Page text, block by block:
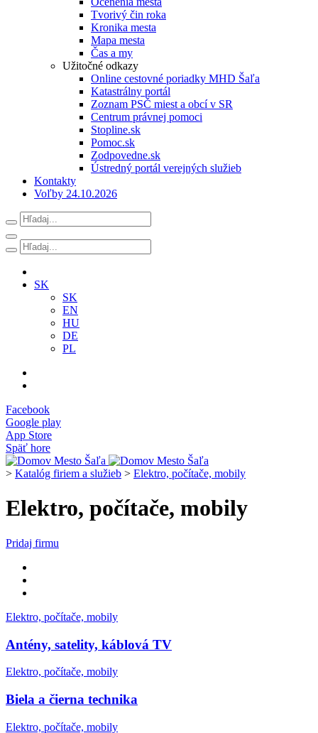
Tvorivý čin roka
Kronika mesta
Mapa mesta
Čas a my
Užitočné odkazy
Online cestovné poriadky MHD Šaľa
Katastrálny portál
Zoznam PSČ miest a obcí v SR
Centrum právnej pomoci
Stopline.sk
Pomoc.sk
Zodpovedne.sk
Ústredný portál verejných služieb
Kontakty
Voľby 24.10.2026
SK
SK
EN
HU
DE
PL
Facebook
Google play
App Store
Späť hore
> Katalóg firiem a služieb > Elektro, počítače, mobily
Elektro, počítače, mobily
Pridaj firmu
Elektro, počítače, mobily
Antény, satelity, káblová TV
Elektro, počítače, mobily
Biela a čierna technika
Elektro, počítače, mobily